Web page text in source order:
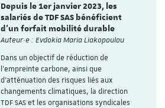
Depuis le 1er janvier 2023, les
salariés de TDF SAS bénéficient
d’un forfait mobilité durable
Auteur·e : Evdokia Maria Liakopoulou
Dans un objectif de réduction de
l’empreinte carbone, ainsi que
d’atténuation des risques liés aux
changements climatiques, la direction
TDF SAS et les organisations syndicales